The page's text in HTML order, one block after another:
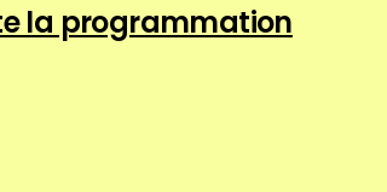
la programmation